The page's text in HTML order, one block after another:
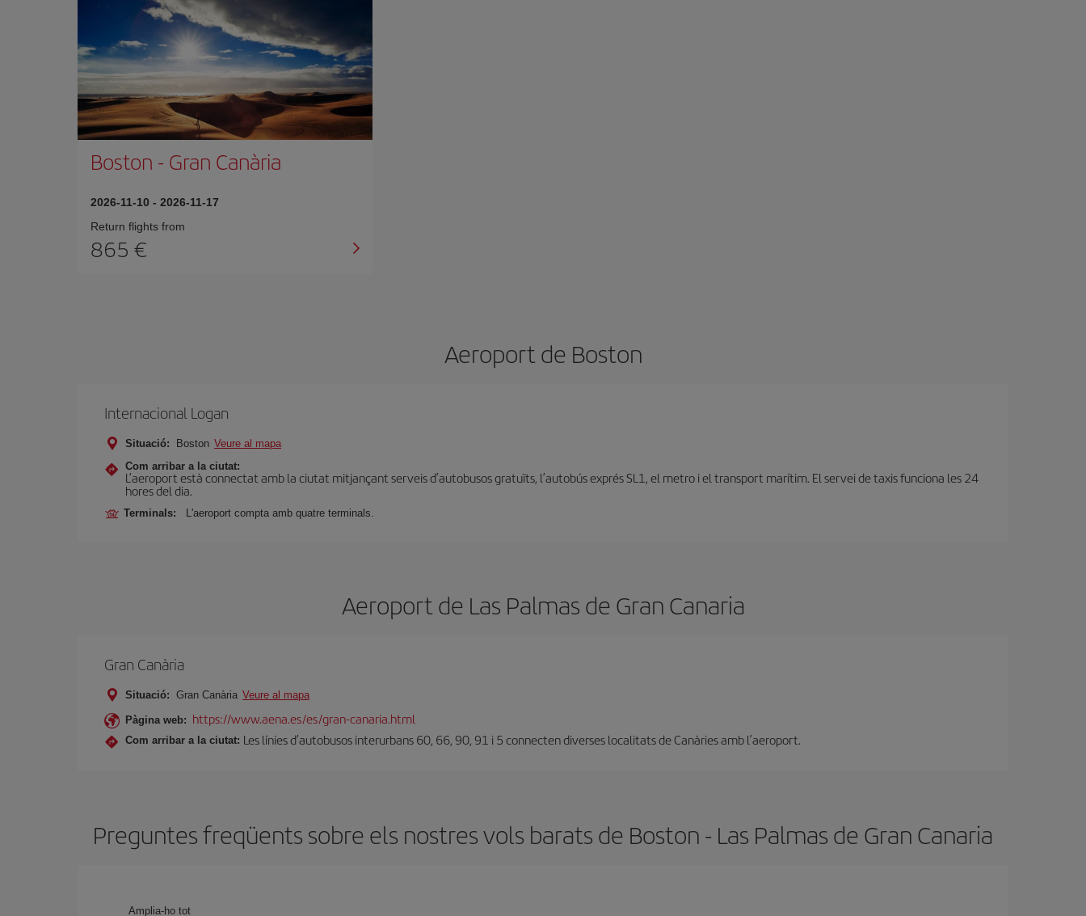
Boston - Gran Canària
2026-11-10 - 2026-11-17
Return flights from
865
Aeroport de Boston
Internacional Logan
Situació: Boston Veure al mapa
Com arribar a la ciutat:
L’aeroport està connectat amb la ciutat mitjançant serveis d’autobusos gratuïts, l’autobús exprés SL1, el metro i el transport marítim. El servei de taxis funciona les 24
hores del dia.
Terminals: L'aeroport compta amb quatre terminals.
Aeroport de Las Palmas de Gran Canaria
Gran Canària
Situació: Gran Canària Veure al mapa
Pàgina web: https://www.aena.es/es/gran-canaria.html
Com arribar a la ciutat: Les línies d’autobusos interurbans 60, 66, 90, 91 i 5 connecten diverses localitats de Canàries amb l’aeroport.
Preguntes freqüents sobre els nostres vols barats de Boston - Las Palmas de Gran Canaria
Amplia-ho tot